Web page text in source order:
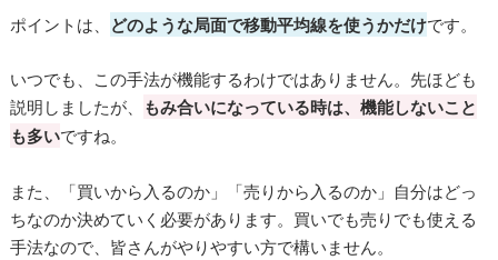
ポイントは、 どのような局面で移動平均線を使うかだけです。
いつでも、この手法が機能するわけではありません。先ほども
説明しましたが、 もみ合いになっている時は、機能しないこと
も多いですね。
また、「買いから入るのか」「売りから入るのか」自分はどっ
ちなのか決めていく必要があります。買いでも売りでも使える
手法なので、皆さんがやりやすい方で構いません。